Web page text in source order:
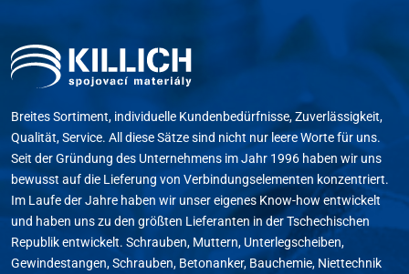
Breites Sortiment, individuelle Kundenbedürfnisse, Zuverlässigkeit,
Qualität, Service. All diese Sätze sind nicht nur leere Worte für uns.
Seit der Gründung des Unternehmens im Jahr 1996 haben wir uns
bewusst auf die Lieferung von Verbindungselementen konzentriert.
Im Laufe der Jahre haben wir unser eigenes Know-how entwickelt
und haben uns zu den größten Lieferanten in der Tschechischen
Republik entwickelt. Schrauben, Muttern, Unterlegscheiben,
Gewindestangen, Schrauben, Betonanker, Bauchemie, Niettechnik